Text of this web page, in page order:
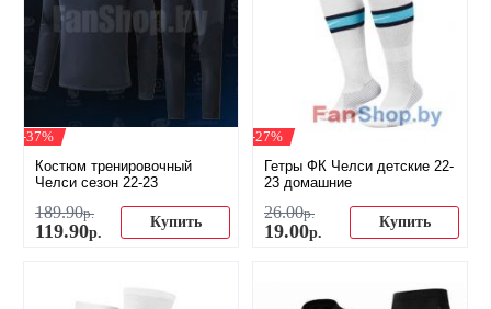
-37%
Костюм тренировочный
Челси сезон 22-23
189.90р.
119.90р.
Купить
-27%
Гетры ФК Челси детские 22-
23 домашние
26.00р.
19.00р.
Купить